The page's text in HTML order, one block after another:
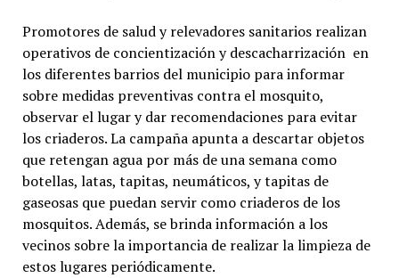
Promotores de salud y relevadores sanitarios realizan
operativos de concientización y descacharrización en
los diferentes barrios del municipio para informar
sobre medidas preventivas contra el mosquito,
observar el lugar y dar recomendaciones para evitar
los criaderos. La campaña apunta a descartar objetos
que retengan agua por más de una semana como
botellas, latas, tapitas, neumáticos, y tapitas de
gaseosas que puedan servir como criaderos de los
mosquitos. Además, se brinda información a los
vecinos sobre la importancia de realizar la limpieza de
estos lugares periódicamente.